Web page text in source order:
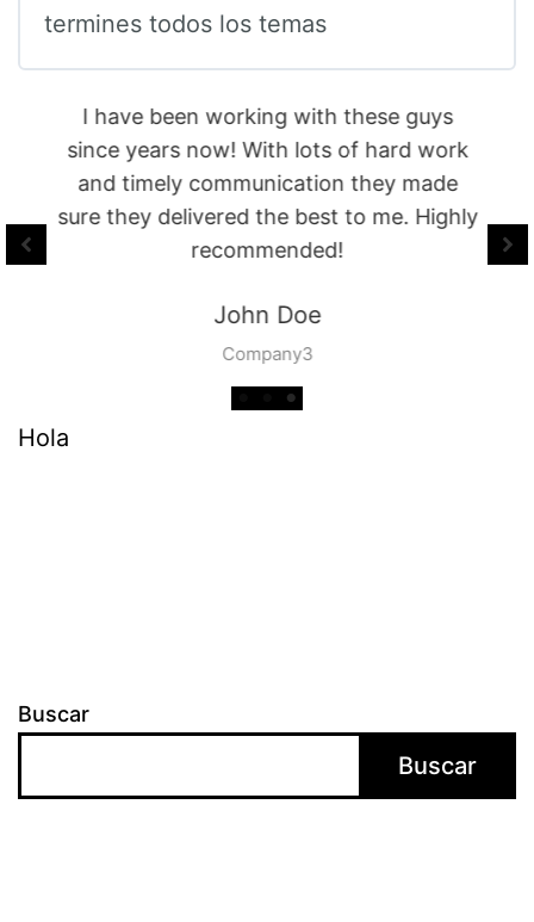
termines todos los temas
I have been working with these guys
since years now! With lots of hard work
and timely communication they made
sure they delivered the best to me. Highly
recommended!
John Doe
Company3
Hola
Buscar
Buscar